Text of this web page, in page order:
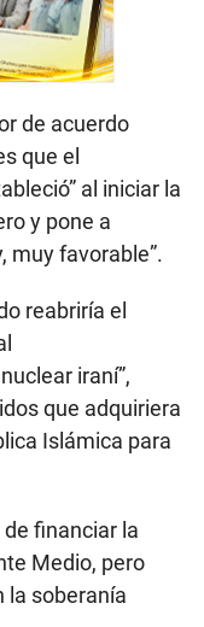
de acuerdo
que el
al iniciar la
y pone a
muy favorable”.
reabriría el
iraní”,
que adquiriera
Islámica para
financiar la
Medio, pero
la soberanía